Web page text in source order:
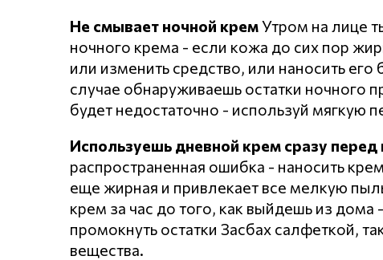
Не смывает ночной кремУтром на лице
ночного крема - если кожа до сих пор
или изменить средство, или наносить
случае обнаруживаешь остатки ночного
будет недостаточно - используй мягкую
Используешь дневной крем сразу
распространенная ошибка - наносить
еще жирная и привлекает все мелкую
крем за час до того, как выйдешь из
промокнуть остатки Засбах салфеткой,
вещества.